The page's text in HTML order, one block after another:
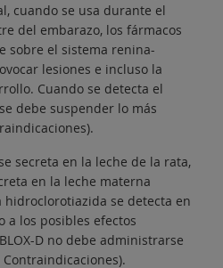
cuando se usa durante el
del embarazo, los fármacos
sobre el sistema renina-
lesiones e incluso la
Cuando se detecta el
debe suspender lo más
secreta en la leche de la rata,
en la leche materna
hidroclorotiazida se detecta en
a los posibles efectos
D no debe administrarse